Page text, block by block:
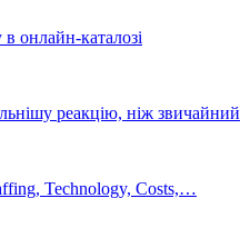
онлайн-каталозі
реакцію, ніж звичайний
Technology, Costs,…